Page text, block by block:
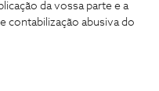
da vossa parte e a
contabilização abusiva do